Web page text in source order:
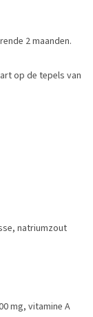
2 maanden.
op de tepels van
natriumzout
mg, vitamine A